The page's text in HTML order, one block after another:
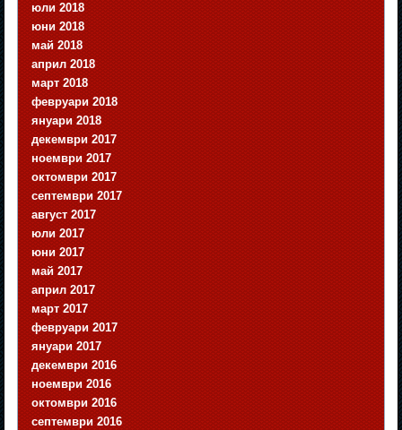
юли 2018
юни 2018
май 2018
април 2018
март 2018
февруари 2018
януари 2018
декември 2017
ноември 2017
октомври 2017
септември 2017
август 2017
юли 2017
юни 2017
май 2017
април 2017
март 2017
февруари 2017
януари 2017
декември 2016
ноември 2016
октомври 2016
септември 2016